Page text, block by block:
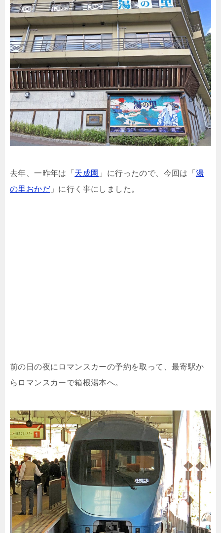
去年、一昨年は「 天成園 」に行ったので、今回は「湯
の里おかだ 」に行く事にしました。
前の日の夜にロマンスカーの予約を取って、最寄駅か
らロマンスカーで箱根湯本へ。